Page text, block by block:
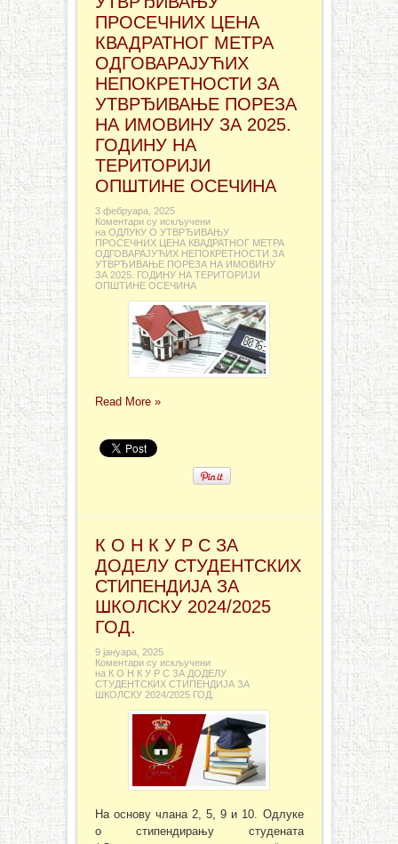
ПРОСЕЧНИХ ЦЕНА
КВАДРАТНОГ МЕТРА
ОДГОВАРАЈУЋИХ
НЕПОКРЕТНОСТИ ЗА
УТВРЂИВАЊЕ ПОРЕЗА
НА ИМОВИНУ ЗА 2025.
ГОДИНУ НА
ТЕРИТОРИЈИ
ОПШТИНЕ ОСЕЧИНА
3 фебруара, 2025
Коментари су искључени
на ОДЛУКУ О УТВРЂИВАЊУ
ПРОСЕЧНИХ ЦЕНА КВАДРАТНОГ МЕТРА
ОДГОВАРАЈУЋИХ НЕПОКРЕТНОСТИ ЗА
УТВРЂИВАЊЕ ПОРЕЗА НА ИМОВИНУ
ЗА 2025. ГОДИНУ НА ТЕРИТОРИЈИ
ОПШТИНЕ ОСЕЧИНА
Read More »
К О Н К У Р С ЗА
ДОДЕЛУ СТУДЕНТСКИХ
СТИПЕНДИЈА ЗА
ШКОЛСКУ 2024/2025
ГОД.
9 јануара, 2025
Коментари су искључени
на К О Н К У Р С ЗА ДОДЕЛУ
СТУДЕНТСКИХ СТИПЕНДИЈА ЗА
ШКОЛСКУ 2024/2025 ГОД.
На основу члана 2, 5, 9 и 10. Одлуке
о стипендирању студената